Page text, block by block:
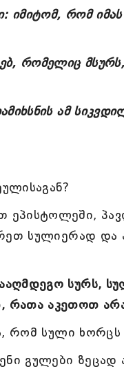
იმიტომ, რომ
რომელიც
ამ
ეპისტოლეში,
სულიერად
სურს,
რათა აკეთოთ
რომ სული
გულები